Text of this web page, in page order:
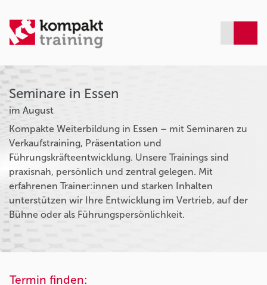
Seminare in Essen
im August
Kompakte Weiterbildung in Essen – mit Seminaren zu
Verkaufstraining, Präsentation und
Führungskräfteentwicklung. Unsere Trainings sind
praxisnah, persönlich und zentral gelegen. Mit
erfahrenen Trainer:innen und starken Inhalten
unterstützen wir Ihre Entwicklung im Vertrieb, auf der
Bühne oder als Führungspersönlichkeit.
Termin finden: